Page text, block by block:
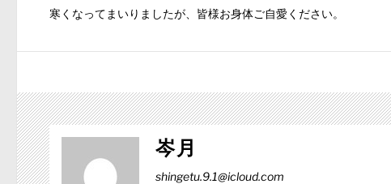
寒くなってまいりましたが、皆様お身体ご自愛ください。
岑月
shingetu.9.1@icloud.com